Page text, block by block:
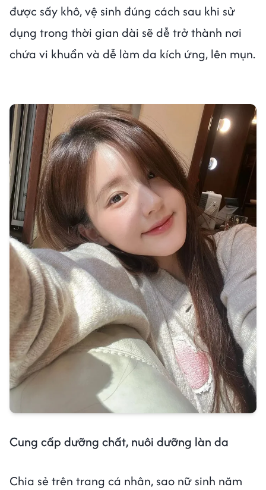
được sấy khô, vệ sinh đúng cách sau khi sử
dụng trong thời gian dài sẽ dễ trở thành nơi
chứa vi khuẩn và dễ làm da kích ứng, lên mụn.
Cung cấp dưỡng chất, nuôi dưỡng làn da
Chia sẻ trên trang cá nhân, sao nữ sinh năm